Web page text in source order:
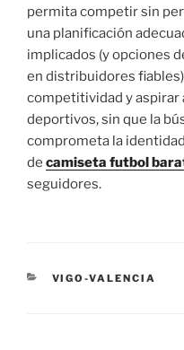
permita competir sin
una planificación
implicados (y opciones
en distribuidores
competitividad y aspirar
deportivos, sin que la
comprometa la
de camiseta futbol
seguidores.
CATEGORÍAS
VIGO-VALENCIA